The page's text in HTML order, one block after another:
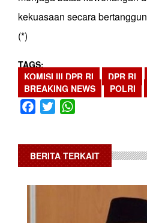
kekuasaan secara
(*)
TAGS
KOMISI III DPR RI
DPR RI
BREAKING NEWS
POLRI
Facebook
Twitter
BERITA TERKAIT